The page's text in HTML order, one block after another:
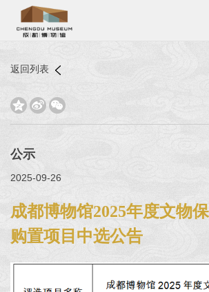
返回列表
  
公示
2025-09-26
成都博物馆2025年度文物
购置项目中选公告